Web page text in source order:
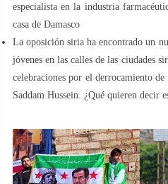
especialista en la industria
casa de Damasco
La oposición siria ha encontrado un
jóvenes en las calles de las ciudades
celebraciones por el derrocamiento
Saddam Hussein. ¿Qué quieren decir